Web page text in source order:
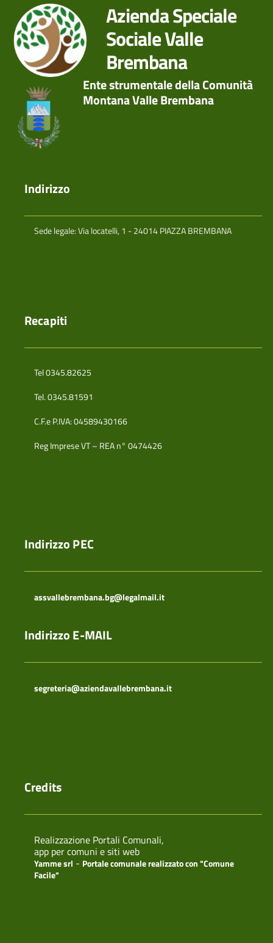
Azienda Speciale
Sociale Valle
Brembana
Ente strumentale della Comunità
Montana Valle Brembana
Indirizzo
Sede legale: Via locatelli, 1 - 24014 PIAZZA BREMBANA
Recapiti
Tel 0345.82625
Tel. 0345.81591
C.F.e P.IVA: 04589430166
Reg Imprese VT – REA n° 0474426
Indirizzo PEC
assvallebrembana.bg@legalmail.it
Indirizzo E-MAIL
segreteria@aziendavallebrembana.it
Credits
Realizzazione Portali Comunali,
app per comuni e siti web
Yamme srl - Portale comunale realizzato con "Comune
Facile"